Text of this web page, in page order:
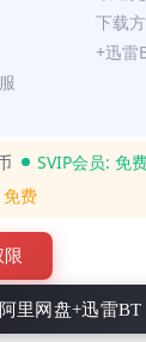
下载
+迅雷
SVIP会员: 免
免费
限
里网盘+迅雷BT